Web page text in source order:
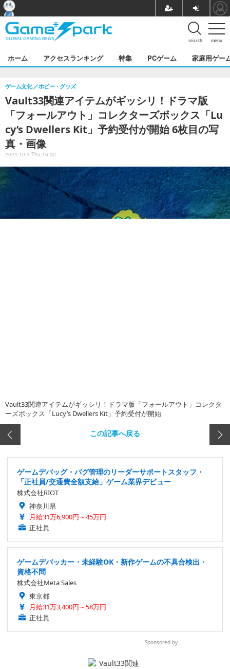
menu
search
ホーム アクセスランキング 特集 PCゲーム 家庭用ゲー
Vault33関連アイテムがギッシリ！ドラマ版
「フォールアウト」コレクターズボックス「Lu
cy’s Dwellers Kit」予約受付が開始 6枚目の写
真・画像
ゲーム文化 ホビー・グッズ
2024.10.3 Thu 16:30
Vault33関連アイテムがギッシリ！ドラマ版「フォールアウト」コレクタ
ーズボックス「Lucy’s Dwellers Kit」予約受付が開始
この記事へ戻る
ゲームデバッグ・バグ管理のリーダーサポートスタッフ・
「正社員/交通費全額支給」ゲーム業界デビュー
株式会社RIOT
神奈川県
月給31万6,900円～45万円
正社員
ゲームデバッカー・未経験OK・新作ゲームの不具合検出・
資格不問
株式会社Meta Sales
東京都
月給31万3,400円～58万円
正社員
Sponsored by